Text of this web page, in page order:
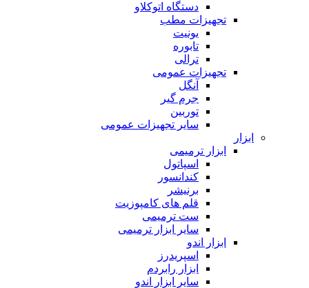
دستگاه اتوکلاو
تجهیزات مطب
یونیت
تابوره
ترالی
تجهیزات عمومی
آنگل
جرم گیر
توربین
سایر تجهیزات عمومی
ابزار
ابزار ترمیمی
اسپاتول
کندانسور
برنیشر
قلم های کامپوزیت
ست ترمیمی
سایر ابزار ترمیمی
ابزار اندو
اسپریدرز
ابزار رابردم
سایر ابزار اندو